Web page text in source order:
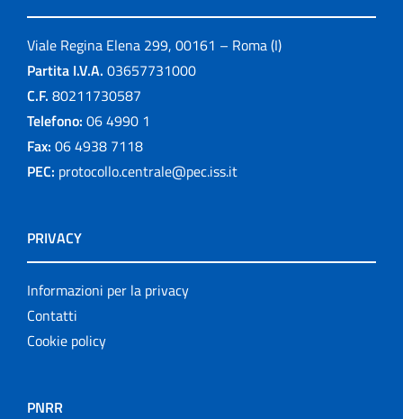
Viale Regina Elena 299, 00161 – Roma (I)
Partita I.V.A. 03657731000
C.F. 80211730587
Telefono: 06 4990 1
Fax: 06 4938 7118
PEC: protocollo.centrale@pec.iss.it
PRIVACY
Informazioni per la privacy
Contatti
Cookie policy
PNRR